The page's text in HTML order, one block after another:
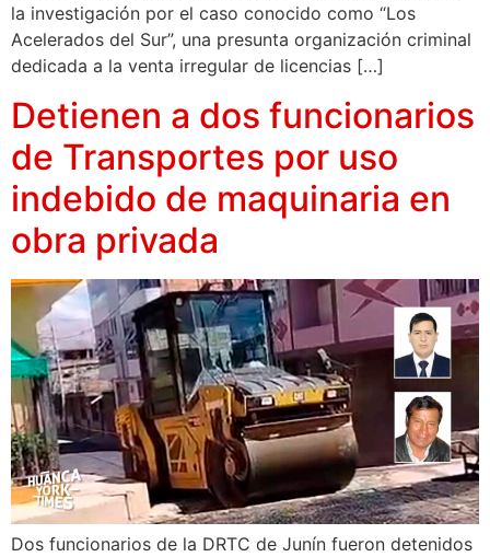
la investigación por el caso conocido como “Los
Acelerados del Sur”, una presunta organización criminal
dedicada a la venta irregular de licencias […]
Detienen a dos funcionarios
de Transportes por uso
indebido de maquinaria en
obra privada
Dos funcionarios de la DRTC de Junín fueron detenidos